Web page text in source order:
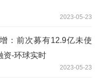
2023-05-23
：前次募有12.9亿未使
资-环球实时
2023-05-23